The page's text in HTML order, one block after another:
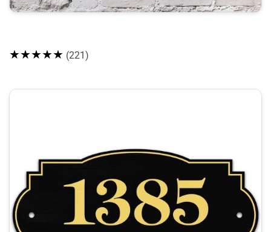
★★★★★ (221)